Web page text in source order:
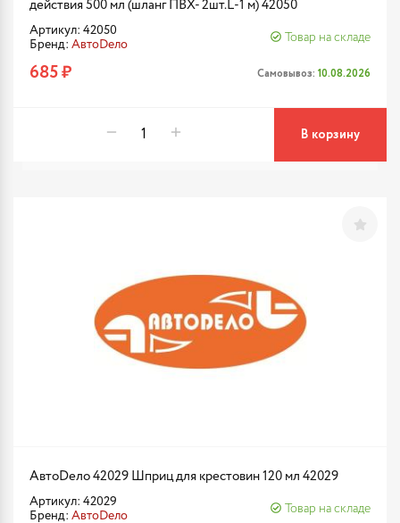
действия 500 мл (шланг ПВХ- 2шт.L-1 м) 42050
Артикул: 42050
Бренд: АвтоDело
Товар на складе
685 ₽ Самовывоз: 10.08.2026
В корзину
АвтоDело 42029 Шприц для крестовин 120 мл 42029
Артикул: 42029
Бренд: АвтоDело
Товар на складе